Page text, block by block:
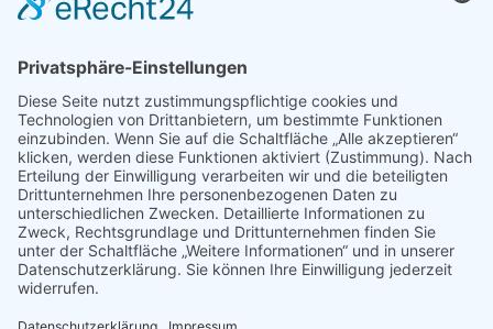
Business-
dürfen
keine
Verbindung
zu
sanktionierten
Sektoren
oder
gelisteten
Personen/Firmen
haben.